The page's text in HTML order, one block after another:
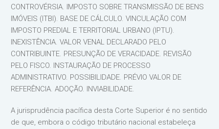
CONTROVÉRSIA. IMPOSTO SOBRE TRANSMISSÃO DE BENS
IMÓVEIS (ITBI). BASE DE CÁLCULO. VINCULAÇÃO COM
IMPOSTO PREDIAL E TERRITORIAL URBANO (IPTU).
INEXISTÊNCIA. VALOR VENAL DECLARADO PELO
CONTRIBUINTE. PRESUNÇÃO DE VERACIDADE. REVISÃO
PELO FISCO. INSTAURAÇÃO DE PROCESSO
ADMINISTRATIVO. POSSIBILIDADE. PRÉVIO VALOR DE
REFERÊNCIA. ADOÇÃO. INVIABILIDADE.
A jurisprudência pacífica desta Corte Superior é no sentido
de que, embora o código tributário nacional estabeleça